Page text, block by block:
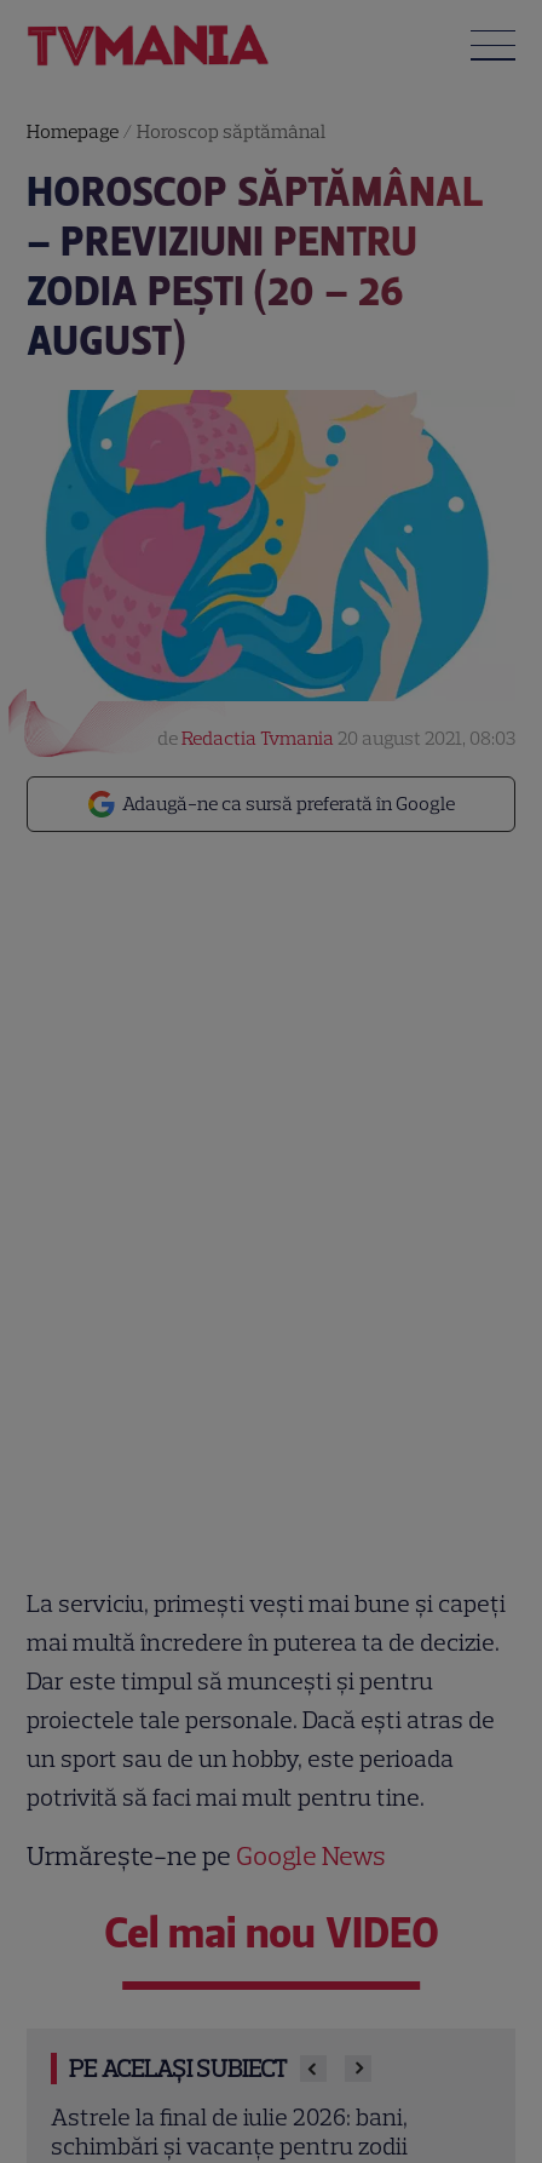
Homepage /Horoscop săptămânal
HOROSCOP SĂPTĂMÂNAL
– PREVIZIUNI PENTRU
ZODIA PEŞTI (20 – 26
AUGUST)
Adaugă-ne ca sursă preferată în Google
deRedactia Tvmania 20 august 2021, 08:03
La serviciu, primeşti veşti mai bune şi capeţi
mai multă încredere în puterea ta de decizie.
Dar este timpul să muncești și pentru
proiectele tale personale. Dacă ești atras de
un sport sau de un hobby, este perioada
potrivită să faci mai mult pentru tine.
Urmărește-ne pe Google News
Cel mai nou VIDEO
PE ACELAȘI SUBIECT
Cristina Demetrescu, horoscop: Zodia
care începe un nou capitol după Luna